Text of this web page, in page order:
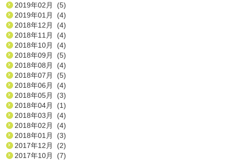
2019年02月 (5)
2019年01月 (4)
2018年12月 (4)
2018年11月 (4)
2018年10月 (4)
2018年09月 (5)
2018年08月 (4)
2018年07月 (5)
2018年06月 (4)
2018年05月 (3)
2018年04月 (1)
2018年03月 (4)
2018年02月 (4)
2018年01月 (3)
2017年12月 (2)
2017年10月 (7)